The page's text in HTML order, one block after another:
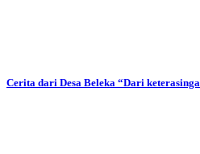
Cerita dari Desa Beleka “Dari